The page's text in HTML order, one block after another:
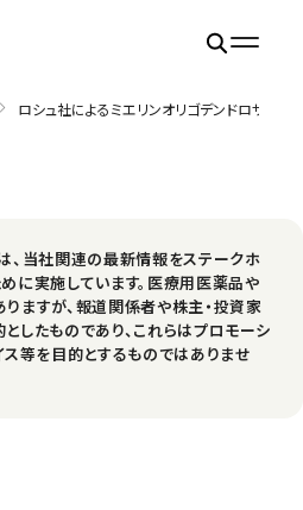
ロシュ社によるミエリンオリゴデンドロサイ
、当社関連の最新情報をステークホ
に実施しています。医療用医薬品や
ますが、報道関係者や株主・投資家
したものであり、これらはプロモーシ
ス等を目的とするものではありませ